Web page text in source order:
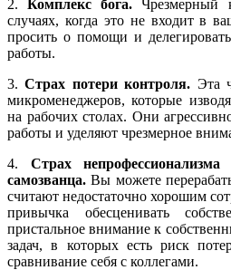
2. Комплекс бога. Чрезмерный
случаях, когда это не входит в
просить о помощи и делегировать
работы.
3.Страх потери контроля. Эта
микроменеджеров, которые
на рабочих столах. Они
работы и уделяют чрезмерное
4. Страх
самозванца. Вы можете
считают недостаточно хорошим
привычка обесценивать
пристальное внимание к
задач, в которых есть риск
сравнивание себя с коллегами.